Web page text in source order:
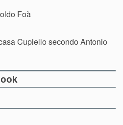
Foà
Cupiello secondo Antonio